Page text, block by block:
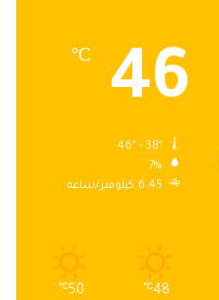
46
℃
7%
6.45 كيلومتر/ساعة
48
℃
50
℃